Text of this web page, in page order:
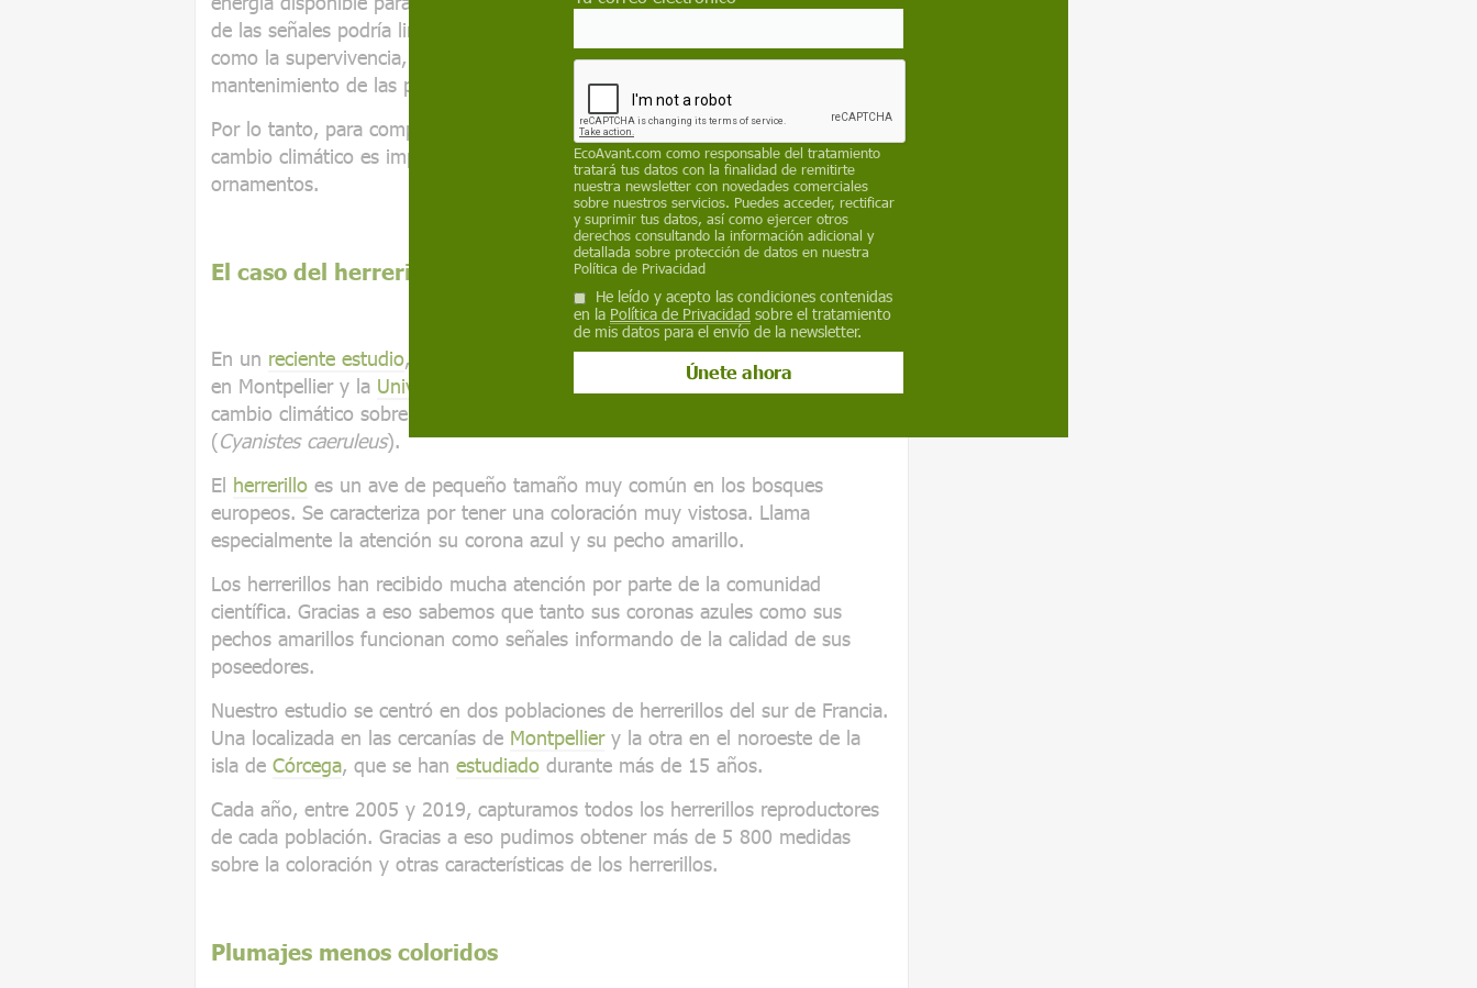
de las señales podría limitar la inversión energética en otras funciones vitales
como la supervivencia, lo que podría tener consecuencias negativas para el
mantenimiento de las poblaciones de una especie.
Por lo tanto, para comprender y predecir las respuestas de las poblaciones al
cambio climático es importante estudiar cómo afecta a la expresión de los
ornamentos.
El caso del herrerillo común en el sur de Francia
En un reciente estudio, científicos del
Centro de Ecología Funcional y Evolutiva
en Montpellier y la Universidad del País Vasco
hemos estudiado los efectos del
cambio climático sobre las coloraciones ornamentales del herrerillo común
(Cyanistes caeruleus).
El herrerillo es un ave de pequeño tamaño muy común en los bosques
europeos. Se caracteriza por tener una coloración muy vistosa. Llama
especialmente la atención su corona azul y su pecho amarillo.
Los herrerillos han recibido mucha atención por parte de la comunidad
científica. Gracias a eso sabemos que tanto sus coronas azules como sus
pechos amarillos funcionan como señales informando de la calidad de sus
poseedores.
Nuestro estudio se centró en dos poblaciones de herrerillos del sur de Francia.
Una localizada en las cercanías de Montpelliery la otra en el noroeste de la
isla de Córcega, que se han estudiado durante más de 15 años.
Cada año, entre 2005 y 2019, capturamos todos los herrerillos reproductores
de cada población. Gracias a eso pudimos obtener más de 5 800 medidas
sobre la coloración y otras características de los herrerillos.
Plumajes menos coloridos
EcoAvant.com como responsable del tratamiento
tratará tus datos con la finalidad de remitirte
nuestra newsletter con novedades comerciales
sobre nuestros servicios. Puedes acceder, rectificar
y suprimir tus datos, así como ejercer otros
derechos consultando la información adicional y
detallada sobre protección de datos en nuestra
Política de Privacidad
He leído y acepto las condiciones contenidas
en la Política de Privacidad sobre el tratamiento
de mis datos para el envío de la newsletter.